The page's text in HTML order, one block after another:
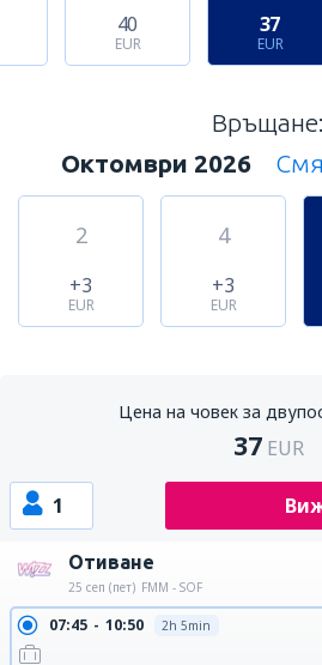
40
EUR
37
EUR
Връщане:
Октомври 2026
2
+3
EUR
4
+3
EUR
Цена на човек за
37 EUR
1
Отиване
25 сеп (пет) FMM - SOF
07:45 10:50 2h 5min